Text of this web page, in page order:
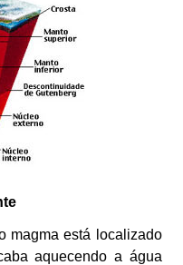
magma está localizado
aquecendo a água